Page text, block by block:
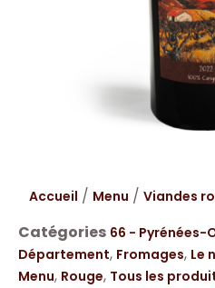
Accueil / Menu / Viandes
Catégories 66 - Pyrénées-
Département, Fromages, Le
Menu, Rouge, Tous les